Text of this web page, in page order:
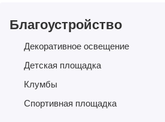
Благоустройство
Декоративное освещение
Детская площадка
Клумбы
Спортивная площадка